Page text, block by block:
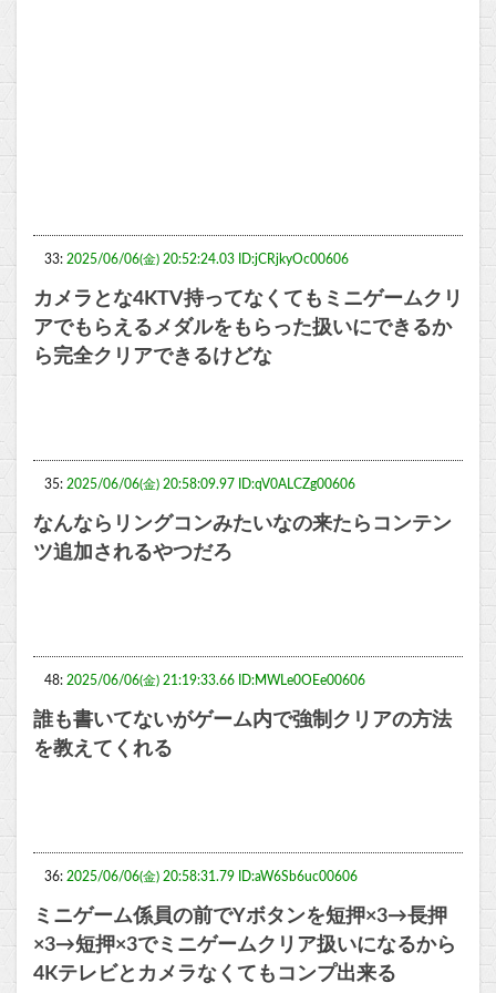
33: 2025/06/06(金) 20:52:24.03 ID:jCRjkyOc00606
カメラとな4KTV持ってなくてもミニゲームクリ
アでもらえるメダルをもらった扱いにできるか
ら完全クリアできるけどな
35: 2025/06/06(金) 20:58:09.97 ID:qV0ALCZg00606
なんならリングコンみたいなの来たらコンテン
ツ追加されるやつだろ
48: 2025/06/06(金) 21:19:33.66 ID:MWLe0OEe00606
誰も書いてないがゲーム内で強制クリアの方法
を教えてくれる
36: 2025/06/06(金) 20:58:31.79 ID:aW6Sb6uc00606
ミニゲーム係員の前でYボタンを短押×3→長押
×3→短押×3でミニゲームクリア扱いになるから
4Kテレビとカメラなくてもコンプ出来る